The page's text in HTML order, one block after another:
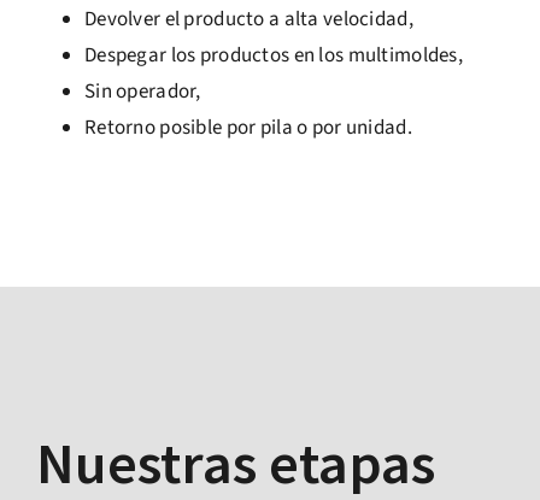
Devolver el producto a alta velocidad,
Despegar los productos en los multimoldes,
Sin operador,
Retorno posible por pila o por unidad.
Nuestras etapas